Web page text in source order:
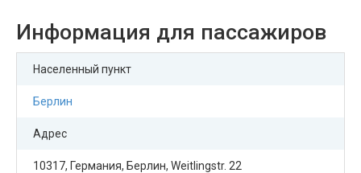
Информация для пассажиров
Населенный пункт
Берлин
Адрес
10317, Германия, Берлин, Weitlingstr. 22